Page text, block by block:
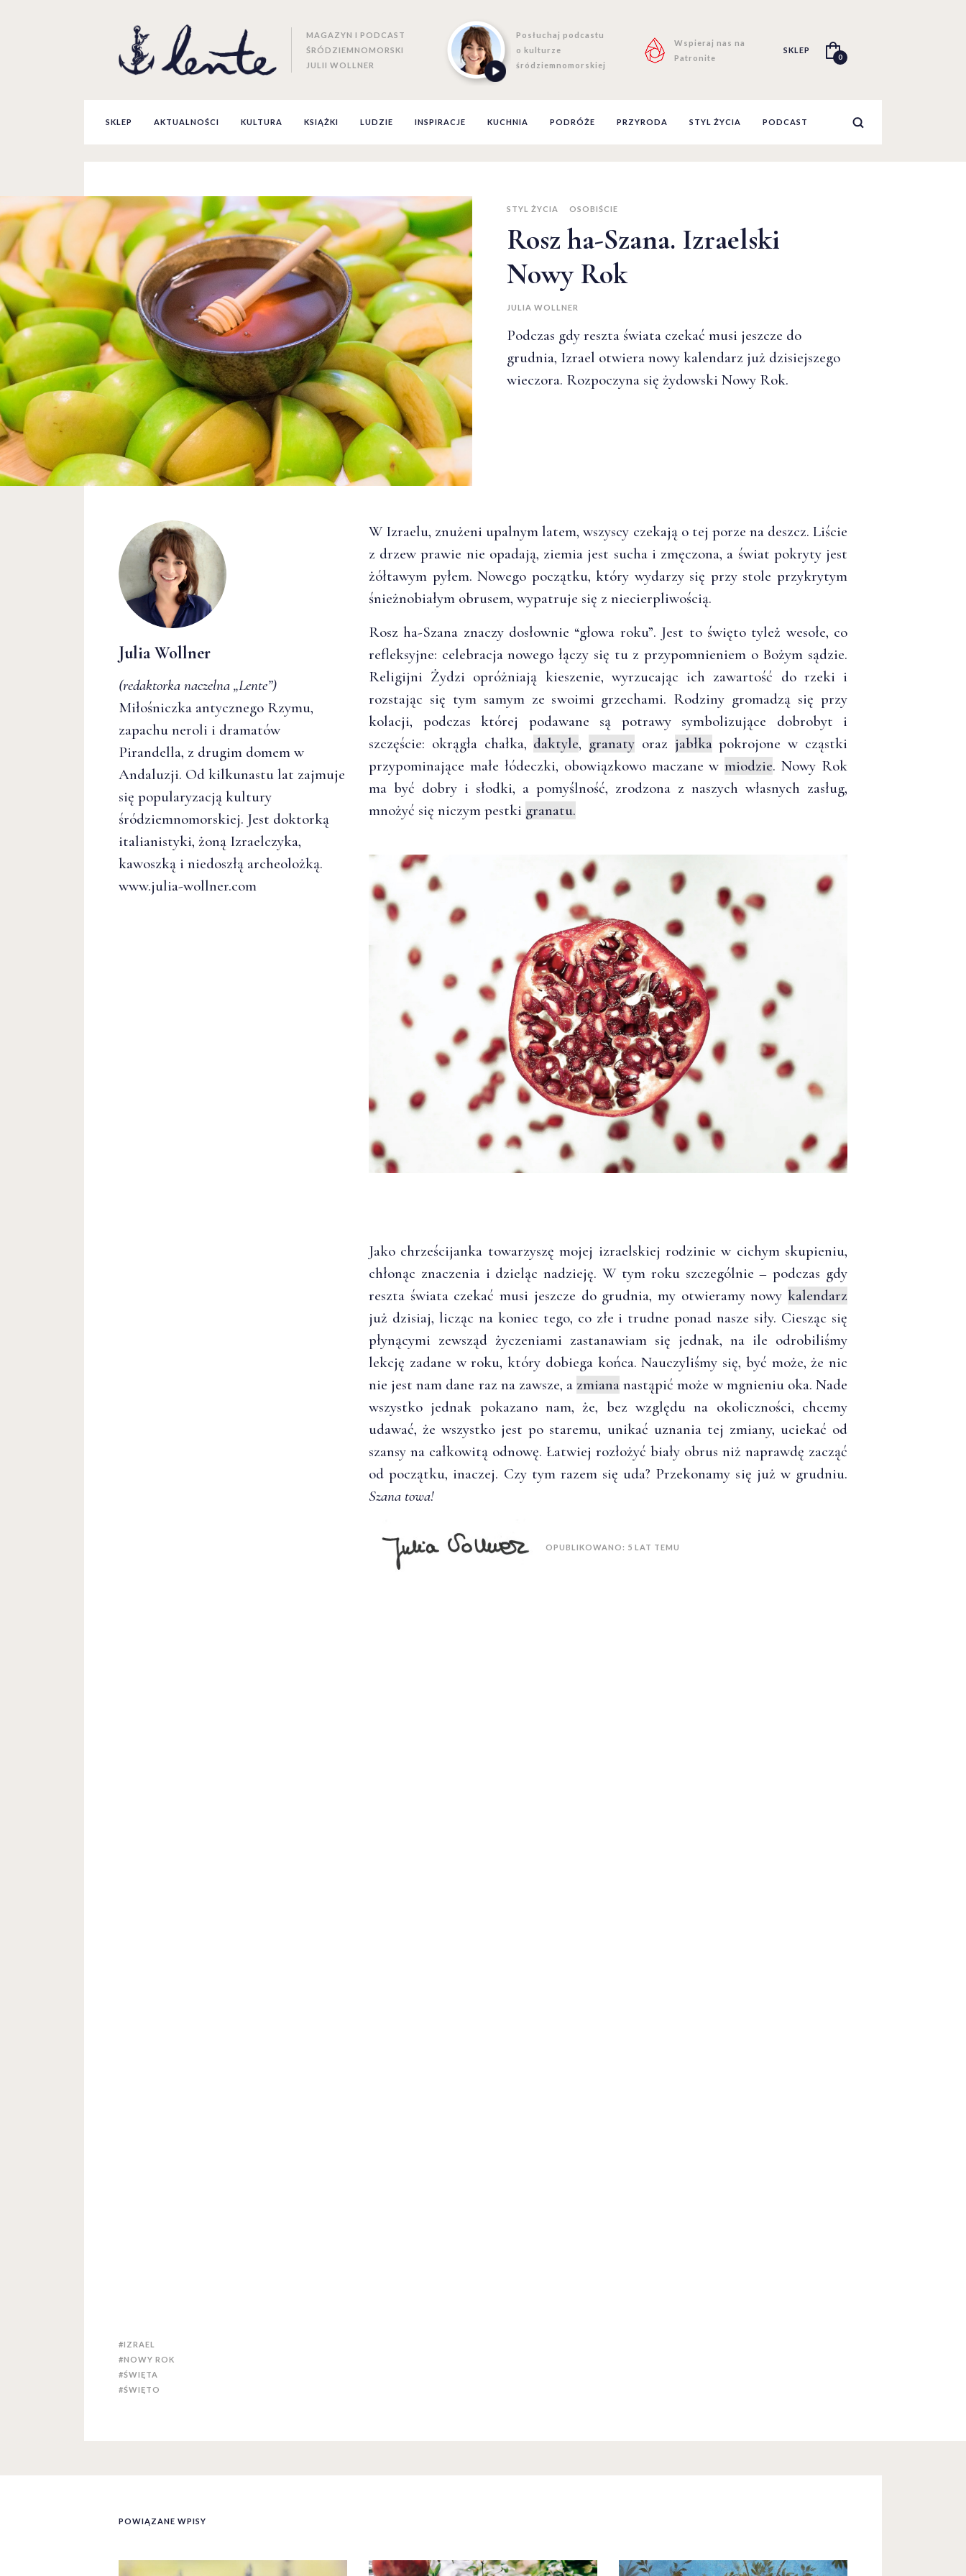
MAGAZYN I PODCAST
ŚRÓDZIEMNOMORSKI
JULII WOLLNER
Posłuchaj podcastu
o kulturze
śródziemnomorskiej
Wspieraj nas na
Patronite
SKLEP
0
SKLEP AKTUALNOŚCI KULTURA KSIĄŻKI LUDZIE INSPIRACJE KUCHNIA PODRÓŻE PRZYRODA STYL ŻYCIA PODCAST
STYL ŻYCIA OSOBIŚCIE
Rosz ha-Szana. Izraelski
Nowy Rok
JULIA WOLLNER
Podczas gdy reszta świata czekać musi jeszcze do
grudnia, Izrael otwiera nowy kalendarz już dzisiejszego
wieczora. Rozpoczyna się żydowski Nowy Rok.
Julia Wollner
(redaktorka naczelna „Lente”)
Miłośniczka antycznego Rzymu,
zapachu neroli i dramatów
Pirandella, z drugim domem w
Andaluzji. Od kilkunastu lat zajmuje
się popularyzacją kultury
śródziemnomorskiej. Jest doktorką
italianistyki, żoną Izraelczyka,
kawoszką i niedoszłą archeolożką.
www.julia-wollner.com
#IZRAEL
#NOWY ROK
#ŚWIĘTA
#ŚWIĘTO
W Izraelu, znużeni upalnym latem, wszyscy czekają o tej porze na deszcz. Liście
z drzew prawie nie opadają, ziemia jest sucha i zmęczona, a świat pokryty jest
żółtawym pyłem. Nowego początku, który wydarzy się przy stole przykrytym
śnieżnobiałym obrusem, wypatruje się z niecierpliwością.
Rosz ha-Szana znaczy dosłownie “głowa roku”. Jest to święto tyleż wesołe, co
refleksyjne: celebracja nowego łączy się tu z przypomnieniem o Bożym sądzie.
Religijni Żydzi opróżniają kieszenie, wyrzucając ich zawartość do rzeki i
rozstając się tym samym ze swoimi grzechami. Rodziny gromadzą się przy
kolacji, podczas której podawane są potrawy symbolizujące dobrobyt i
szczęście: okrągła chałka, daktyle, granaty oraz jabłkapokrojone w cząstki
przypominające małe łódeczki, obowiązkowo maczane wmiodzie. Nowy Rok
ma być dobry i słodki, a pomyślność, zrodzona z naszych własnych zasług,
mnożyć się niczym pestki granatu.
Jako chrześcijanka towarzyszę mojej izraelskiej rodzinie w cichym skupieniu,
chłonąc znaczenia i dzieląc nadzieję. W tym roku szczególnie – podczas gdy
reszta świata czekać musi jeszcze do grudnia, my otwieramy nowy kalendarz
już dzisiaj, licząc na koniec tego, co złe i trudne ponad nasze siły. Ciesząc się
płynącymi zewsząd życzeniami zastanawiam się jednak, na ile odrobiliśmy
lekcję zadane w roku, który dobiega końca. Nauczyliśmy się, być może, że nic
nie jest nam dane raz na zawsze, a zmiana nastąpić może w mgnieniu oka. Nade
wszystko jednak pokazano nam, że, bez względu na okoliczności, chcemy
udawać, że wszystko jest po staremu, unikać uznania tej zmiany, uciekać od
szansy na całkowitą odnowę. Łatwiej rozłożyć biały obrus niż naprawdę zacząć
od początku, inaczej. Czy tym razem się uda? Przekonamy się już w grudniu.
Szana towa!
OPUBLIKOWANO: 5 LAT TEMU
POWIĄZANE WPISY